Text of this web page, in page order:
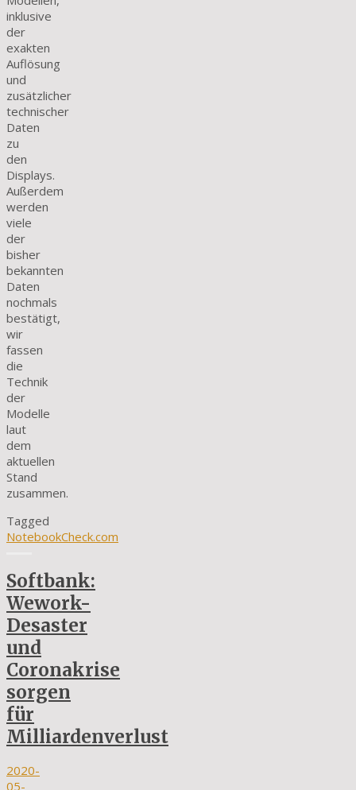
inklusive
der
exakten
Auflösung
und
zusätzlicher
technischer
Daten
zu
den
Displays.
Außerdem
werden
viele
der
bisher
bekannten
Daten
nochmals
bestätigt,
wir
fassen
die
Technik
der
Modelle
laut
dem
aktuellen
Stand
zusammen.
Tagged
NotebookCheck.com
Softbank:
Wework-
Desaster
und
Coronakrise
sorgen
für
Milliardenverlust
2020-
05-